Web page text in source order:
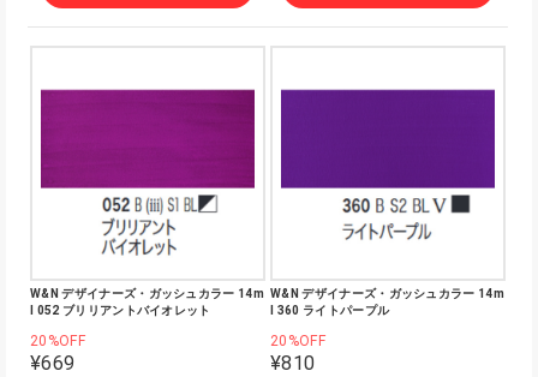
W&N デザイナーズ・ガッシュカラー 14m
l 052 ブリリアントバイオレット
20%OFF
¥669
W&N デザイナーズ・ガッシュカラー 14m
l 360 ライトパープル
20%OFF
¥810